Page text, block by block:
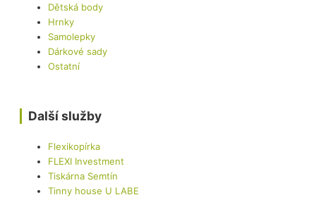
Dětská body
Hrnky
Samolepky
Dárkové sady
Ostatní
Další služby
Flexikopírka
FLEXI Investment
Tiskárna Semtín
Tinny house U LABE